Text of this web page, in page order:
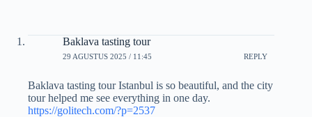
Baklava tasting tour
29 AGUSTUS 2025 / 11:45 REPLY
Baklava tasting tour Istanbul is so beautiful, and the city
tour helped me see everything in one day.
https://golitech.com/?p=2537